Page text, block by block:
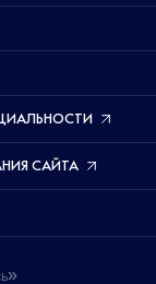
САЙТА